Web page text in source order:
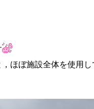
ほぼ施設全体を使用し